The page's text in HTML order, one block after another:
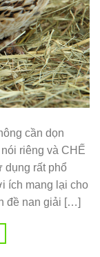
cần dọn
riêng và CHẾ
dụng rất phổ
ích mang lại cho
đề nan giải […]